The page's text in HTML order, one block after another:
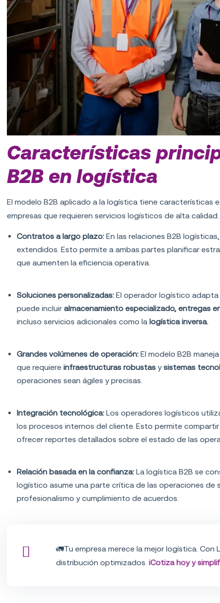
Características
B2B en logística
El modelo B2B aplicado a la logística tiene características
empresas que requieren servicios logísticos de alta calidad.
Contratos a largo plazo:En las relaciones B2B
extendidos. Esto permite a ambas partes planificar
que aumenten la eficiencia operativa.
Soluciones personalizadas:El operador logístico adapta
puede incluir almacenamiento especializado, entregas
incluso servicios adicionales como lalogística inversa.
Grandes volúmenes de operación:El modelo B2B
que requiereinfraestructuras robustas y sistemas
operaciones sean ágiles y precisas.
Integración tecnológica:Los operadores logísticos
los procesos internos del cliente. Esto permite
ofrecer reportes detallados sobre el estado de las
Relación basada en la confianza:La logística B2B se
logístico asume una parte crítica de las operaciones de
profesionalismo y cumplimiento de acuerdos.
🚛Tu empresa merece la mejor logística. Con
distribución optimizados.¡Cotiza hoy y